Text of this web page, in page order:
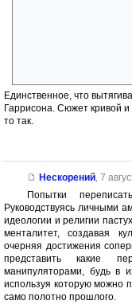
Единственное, что
Гаррисона. Сюжет кривой
то так.
Нескорений, 7
Попытки
Руководствуясь личными
идеологии и религии
менталитет, создавая
очерняя достижения
представить какие
манипуляторами, будь в
используя которую можно
само полотно прошлого.